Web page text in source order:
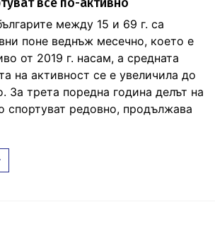
между 15 и 69 г. са
поне веднъж месечно, което е
от 2019 г. насам, а средната
на активност се е увеличила до
За трета поредна година делът на
спортуват редовно, продължава